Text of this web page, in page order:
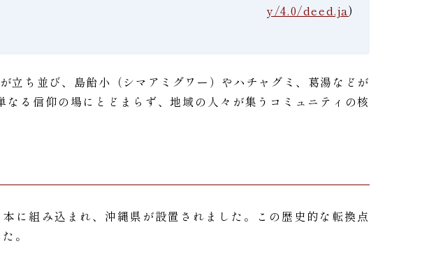
y/4.0/deed.ja)
立ち並び、島飴小（シマアミグワー）やハチャグミ、葛湯などが
る信仰の場にとどまらず、地域の人々が集うコミュニティの核
に組み込まれ、沖縄県が設置されました。この歴史的な転換点
。